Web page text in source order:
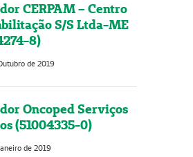
CERPAM – Centro
S/S Ltda-ME
8)
de 2019
Oncoped Serviços
(51004335-0)
de 2019